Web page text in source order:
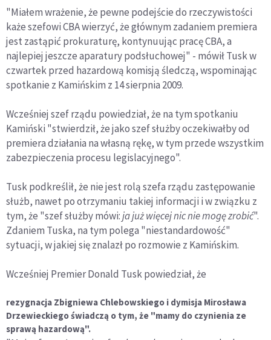
"Miałem wrażenie, że pewne podejście do rzeczywistości
każe szefowi CBA wierzyć, że głównym zadaniem premiera
jest zastąpić prokuraturę, kontynuując pracę CBA, a
najlepiej jeszcze aparatury podsłuchowej" - mówił Tusk w
czwartek przed hazardową komisją śledczą, wspominając
spotkanie z Kamińskim z 14 sierpnia 2009.
Wcześniej szef rządu powiedział, że na tym spotkaniu
Kamiński "stwierdził, że jako szef służby oczekiwałby od
premiera działania na własną rękę, w tym przede wszystkim
zabezpieczenia procesu legislacyjnego".
Tusk podkreślił, że nie jest rolą szefa rządu zastępowanie
służb, nawet po otrzymaniu takiej informacji i w związku z
tym, że "szef służby mówi:ja już więcej nic nie mogę zrobić".
Zdaniem Tuska, na tym polega "niestandardowość"
sytuacji, w jakiej się znalazł po rozmowie z Kamińskim.
Wcześniej Premier Donald Tusk powiedział, że
rezygnacja Zbigniewa Chlebowskiego i dymisja Mirosława
Drzewieckiego świadczą o tym, że "mamy do czynienia ze
sprawą hazardową".